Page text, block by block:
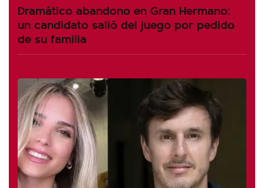
Dramático abandono en Gran Hermano:
un candidato salió del juego por pedido
de su familia